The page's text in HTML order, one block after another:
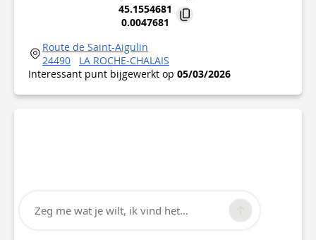
45.1554681
0.0047681
Route de Saint-Aigulin
24490
LA ROCHE-CHALAIS
Interessant punt bijgewerkt op 05/03/2026
Zeg me wat je wilt, ik vind het...